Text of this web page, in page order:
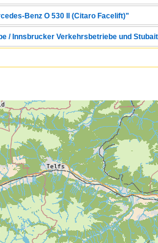
Benz O 530 II (Citaro Facelift)"
/ Innsbrucker Verkehrsbetriebe und